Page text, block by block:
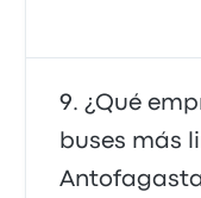
¿Qué
buses más